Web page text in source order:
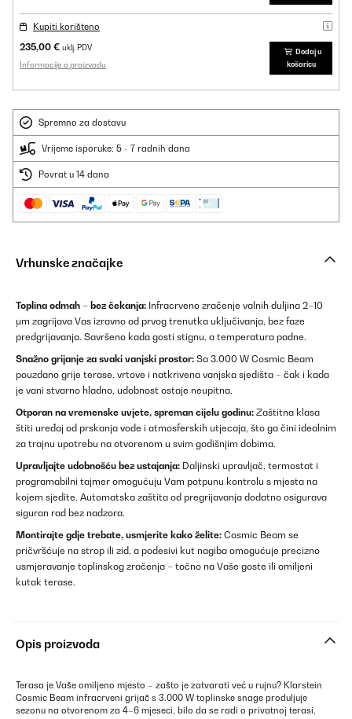
Kupiti korišteno
235,00 € uklj. PDV
Informacije o proizvodu
Dodaj u
košaricu
Spremno za dostavu
Vrijeme isporuke: 5 - 7 radnih dana
Povrat u 14 dana
Vrhunske značajke
Toplina odmah – bez čekanja: Infracrveno zračenje valnih duljina 2–10
μm zagrijava Vas izravno od prvog trenutka uključivanja, bez faze
predgrijavanja. Savršeno kada gosti stignu, a temperatura padne.
Snažno grijanje za svaki vanjski prostor: Sa 3.000 W Cosmic Beam
pouzdano grije terase, vrtove i natkrivena vanjska sjedišta – čak i kada
je vani stvarno hladno, udobnost ostaje neupitna.
Otporan na vremenske uvjete, spreman cijelu godinu: Zaštitna klasa
štiti uređaj od prskanja vode i atmosferskih utjecaja, što ga čini idealnim
za trajnu upotrebu na otvorenom u svim godišnjim dobima.
Upravljajte udobnošću bez ustajanja: Daljinski upravljač, termostat i
programabilni tajmer omogućuju Vam potpunu kontrolu s mjesta na
kojem sjedite. Automatska zaštita od pregrijavanja dodatno osigurava
siguran rad bez nadzora.
Montirajte gdje trebate, usmjerite kako želite: Cosmic Beam se
pričvršćuje na strop ili zid, a podesivi kut nagiba omogućuje precizno
usmjeravanje toplinskog zračenja – točno na Vaše goste ili omiljeni
kutak terase.
Opis proizvoda
Terasa je Vaše omiljeno mjesto – zašto je zatvarati već u rujnu? Klarstein
Cosmic Beam infracrveni grijač s 3.000 W toplinske snage produljuje
sezonu na otvorenom za 4–6 mjeseci, bilo da se radi o privatnoj terasi,